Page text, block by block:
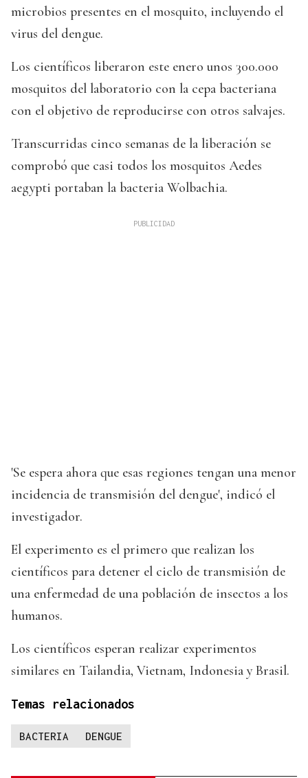
microbios presentes en el mosquito, incluyendo el
virus del dengue.
Los científicos liberaron este enero unos 300.000
mosquitos del laboratorio con la cepa bacteriana
con el objetivo de reproducirse con otros salvajes.
Transcurridas cinco semanas de la liberación se
comprobó que casi todos los mosquitos Aedes
aegypti portaban la bacteria Wolbachia.
'Se espera ahora que esas regiones tengan una menor
incidencia de transmisión del dengue', indicó el
investigador.
El experimento es el primero que realizan los
científicos para detener el ciclo de transmisión de
una enfermedad de una población de insectos a los
humanos.
Los científicos esperan realizar experimentos
similares en Tailandia, Vietnam, Indonesia y Brasil.
Temas relacionados
BACTERIA DENGUE